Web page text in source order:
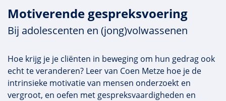
Motiverende gespreksvoering
Bij adolescenten en (jong)volwassenen
Hoe krijg je je cliënten in beweging om hun gedrag ook
echt te veranderen? Leer van Coen Metze hoe je de
intrinsieke motivatie van mensen onderzoekt en
vergroot, en oefen met gespreksvaardigheden en